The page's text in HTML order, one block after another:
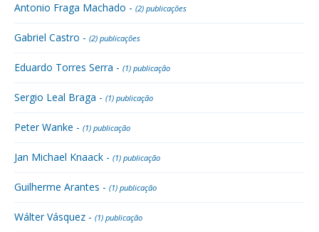
Antonio Fraga Machado - (2) publicações
Gabriel Castro - (2) publicações
Eduardo Torres Serra - (1) publicação
Sergio Leal Braga - (1) publicação
Peter Wanke - (1) publicação
Jan Michael Knaack - (1) publicação
Guilherme Arantes - (1) publicação
Wálter Vásquez - (1) publicação